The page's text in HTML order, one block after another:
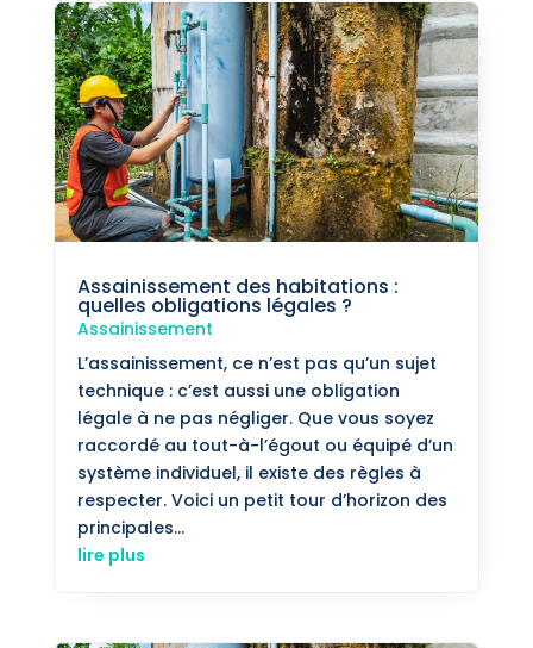
Assainissement des habitations :
quelles obligations légales ?
Assainissement
L’assainissement, ce n’est pas qu’un sujet
technique : c’est aussi une obligation
légale à ne pas négliger. Que vous soyez
raccordé au tout-à-l’égout ou équipé d’un
système individuel, il existe des règles à
respecter. Voici un petit tour d’horizon des
principales...
lire plus